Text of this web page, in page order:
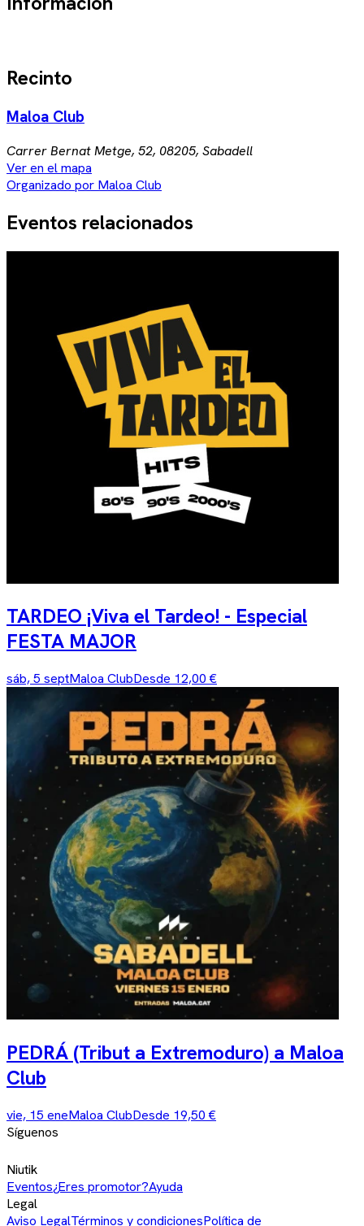
Recinto
Maloa Club
Carrer Bernat Metge, 52, 08205, Sabadell
Ver en el mapa
Organizado por Maloa Club
Eventos relacionados
TARDEO ¡Viva el Tardeo! - Especial
FESTA MAJOR
sáb, 5 septMaloa ClubDesde 12,00 €
PEDRÁ (Tribut a Extremoduro) a Maloa
Club
vie, 15 eneMaloa ClubDesde 19,50 €
Síguenos
Niutik
Eventos¿Eres promotor?Ayuda
Legal
Aviso LegalTérminos y condicionesPolítica de